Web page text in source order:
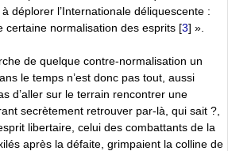
déplorer l’Internationale déliquescente :
certaine normalisation des esprits [3] ».
de quelque contre-normalisation un
le temps n’est donc pas tout, aussi
d’aller sur le terrain rencontrer une
secrètement retrouver par-là, qui sait ?,
libertaire, celui des combattants de la
après la défaite, grimpaient la colline de